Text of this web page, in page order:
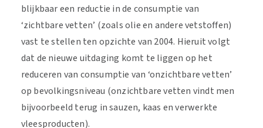
blijkbaar een reductie in de consumptie van
‘zichtbare vetten’ (zoals olie en andere vetstoffen)
vast te stellen ten opzichte van 2004. Hieruit volgt
dat de nieuwe uitdaging komt te liggen op het
reduceren van consumptie van ‘onzichtbare vetten’
op bevolkingsniveau (onzichtbare vetten vindt men
bijvoorbeeld terug in sauzen, kaas en verwerkte
vleesproducten).